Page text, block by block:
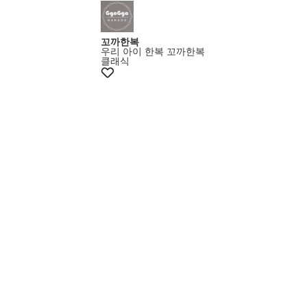
꼬까한복
우리 아이 한복 꼬까한복
클래식